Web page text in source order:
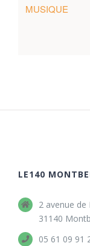
MUSIQUE
LE140
2 avenue de
31140
05 61 09 91